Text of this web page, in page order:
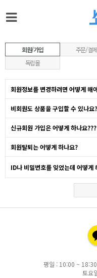
회원/가입 주문/결제
독립몰
회원정보를 변경하려면 어떻게 해
비회원도 상품을 구입할 수 있나요?
신규회원 가입은 어떻게 하나요???
회원탈퇴는 어떻게 하나요?
ID나 비밀번호를 잊었는데 어떻게
평일 : 10:00 ~
토요